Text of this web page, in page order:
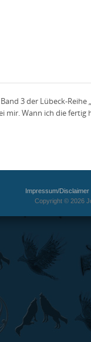
3 der Lübeck-
Wann ich die
Impressum/Disclaimer
Copyright © 2026